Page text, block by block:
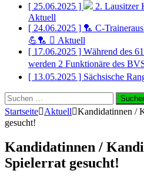
[ 25.06.2025 ]
2. Lausitzer
Aktuell
[ 24.06.2025 ] 🏸 C-
💪🏸
Aktuell
[ 17.06.2025 ] Während des
werden 2 Funktionäre des
[ 13.05.2025 ] Sächsische
Suchen
nach:
Startseite Aktuell
Kandidatinnen /
gesucht!
Kandidatinnen /
Spielerrat gesucht!